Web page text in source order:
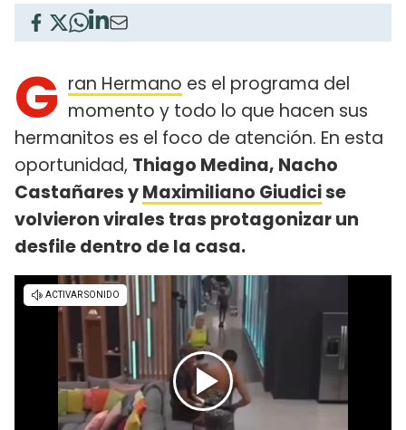
G ran Hermano es el programa del
momento y todo lo que hacen sus
hermanitos es el foco de atención. En esta
oportunidad, Thiago Medina, Nacho
Castañares yMaximiliano Giudicise
volvieron virales tras protagonizar un
desfile dentro de la casa.